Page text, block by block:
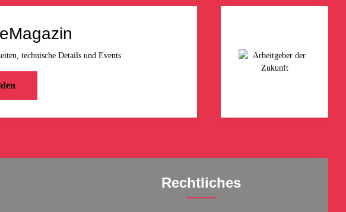
technische Details und Events
Rechtliches